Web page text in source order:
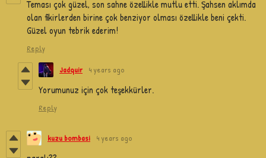
Teması çok güzel, son sahne özellikle mutlu etti. Şahsen aklımda
olan fikirlerden birine çok benziyor olması özellikle beni çekti.
Güzel oyun tebrik ederim!
Reply
Jadquir 4 years ago
Yorumunuz için çok teşekkürler.
Reply
kuzu bombasi 4 years ago